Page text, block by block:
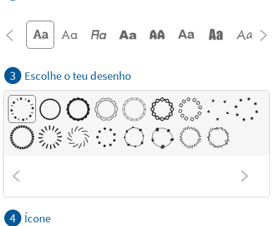
3 Escolhe o teu desenho
4 Ícone